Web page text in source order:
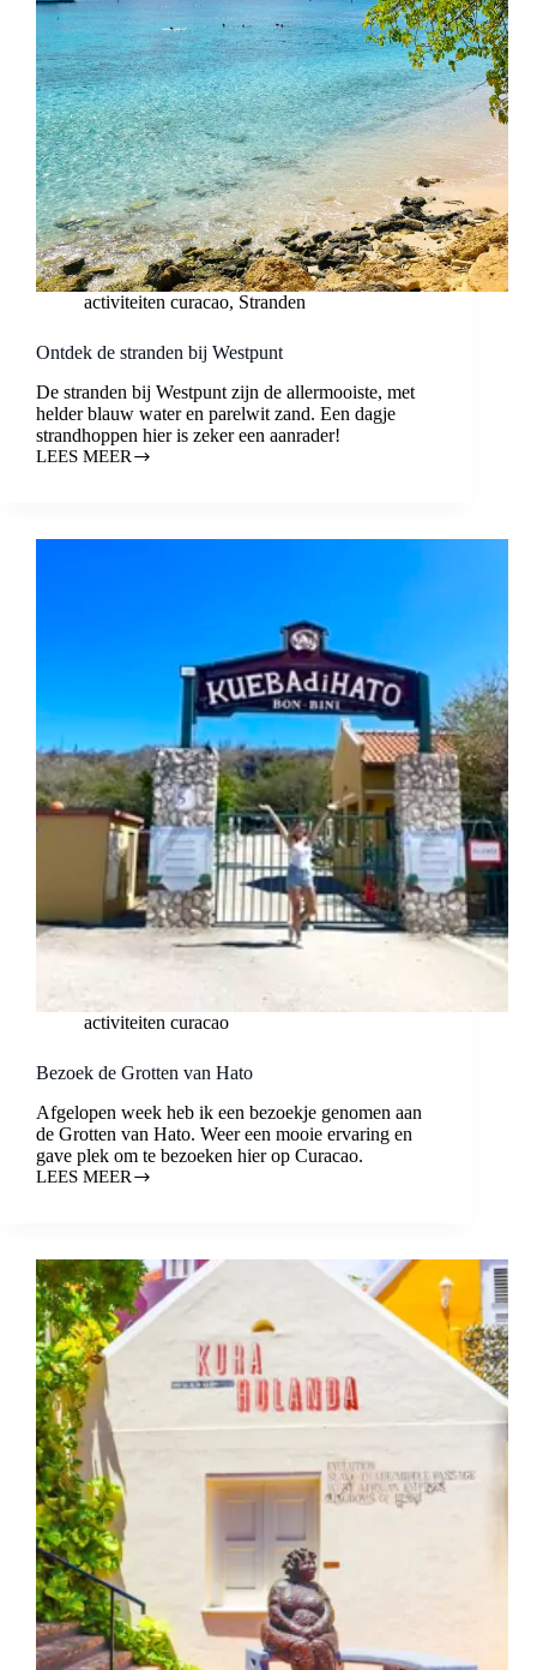
activiteiten curacao, Stranden
Ontdek de stranden bij Westpunt
De stranden bij Westpunt zijn de allermooiste, met
helder blauw water en parelwit zand. Een dagje
strandhoppen hier is zeker een aanrader!
LEES MEER
ONTDEK
activiteiten curacao
Bezoek de Grotten van Hato
Afgelopen week heb ik een bezoekje genomen aan
de Grotten van Hato. Weer een mooie ervaring en
gave plek om te bezoeken hier op Curacao.
LEES MEER
BEZOEK
HATO